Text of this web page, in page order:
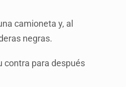
camioneta y, al
negras.
contra para después